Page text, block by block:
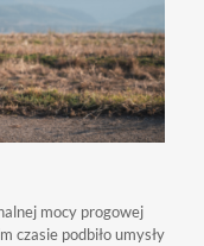
mocy progowej
czasie podbiło umysły